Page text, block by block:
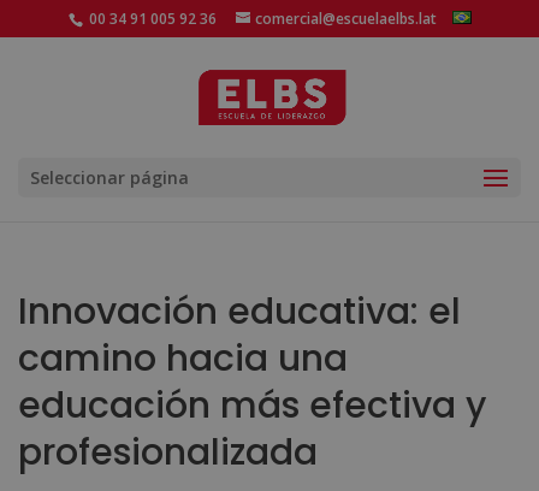
00 34 91 005 92 36 comercial@escuelaelbs.lat
Seleccionar página
Innovación educativa: el
camino hacia una
educación más efectiva y
profesionalizada